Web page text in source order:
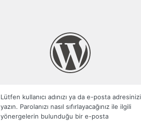
Lütfen kullanıcı adınızı ya da e-posta adresinizi
yazın. Parolanızı nasıl sıfırlayacağınız ile ilgili
yönergelerin bulunduğu bir e-posta